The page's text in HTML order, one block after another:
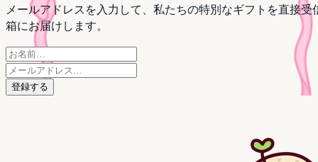
メールアドレスを入力して、私たちの特別なギフトを直接受
箱にお届けします。
登録する